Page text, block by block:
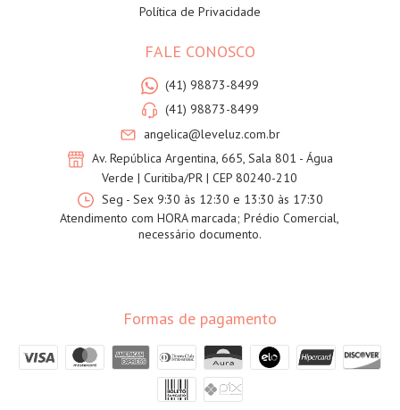
Política de Privacidade
FALE CONOSCO
(41) 98873-8499
(41) 98873-8499
angelica@leveluz.com.br
Av. República Argentina, 665, Sala 801 - Água
Verde | Curitiba/PR | CEP 80240-210
Seg - Sex 9:30 às 12:30 e 13:30 às 17:30
Atendimento com HORA marcada; Prédio Comercial,
necessário documento.
Formas de pagamento